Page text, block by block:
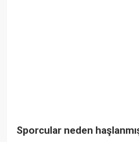
Sporcular neden